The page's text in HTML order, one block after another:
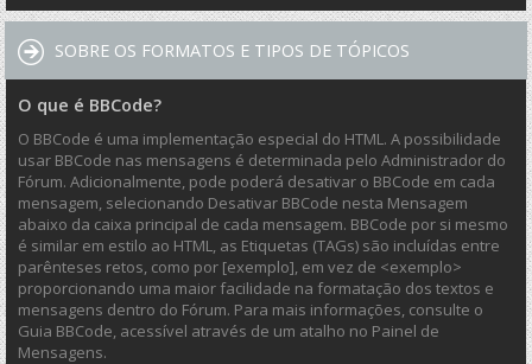
SOBRE OS FORMATOS E TIPOS DE TÓPICOS
O que é BBCode?
O BBCode é uma implementação especial do HTML. A possibilidade
usar BBCode nas mensagens é determinada pelo Administrador do
Fórum. Adicionalmente, pode poderá desativar o BBCode em cada
mensagem, selecionando Desativar BBCode nesta Mensagem
abaixo da caixa principal de cada mensagem. BBCode por si mesmo
é similar em estilo ao HTML, as Etiquetas (TAGs) são incluídas entre
parênteses retos, como por [exemplo], em vez de <exemplo>
proporcionando uma maior facilidade na formatação dos textos e
mensagens dentro do Fórum. Para mais informações, consulte o
Guia BBCode, acessível através de um atalho no Painel de
Mensagens.